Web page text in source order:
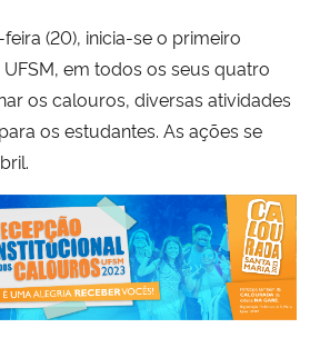
e dos Direitos Humanos
(20), inicia-se o primeiro
em todos os seus quatro
os calouros, diversas atividades
os estudantes. As ações se